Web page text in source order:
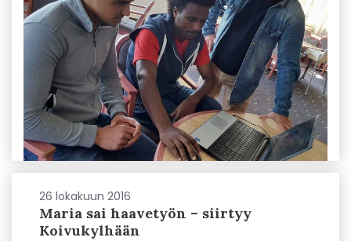
26 lokakuun 2016
Maria sai haavetyön – siirtyy
Koivukylhään